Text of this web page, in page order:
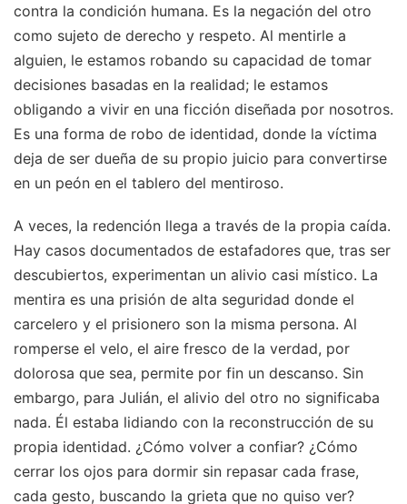
contra la condición humana. Es la negación del otro
como sujeto de derecho y respeto. Al mentirle a
alguien, le estamos robando su capacidad de tomar
decisiones basadas en la realidad; le estamos
obligando a vivir en una ficción diseñada por nosotros.
Es una forma de robo de identidad, donde la víctima
deja de ser dueña de su propio juicio para convertirse
en un peón en el tablero del mentiroso.
A veces, la redención llega a través de la propia caída.
Hay casos documentados de estafadores que, tras ser
descubiertos, experimentan un alivio casi místico. La
mentira es una prisión de alta seguridad donde el
carcelero y el prisionero son la misma persona. Al
romperse el velo, el aire fresco de la verdad, por
dolorosa que sea, permite por fin un descanso. Sin
embargo, para Julián, el alivio del otro no significaba
nada. Él estaba lidiando con la reconstrucción de su
propia identidad. ¿Cómo volver a confiar? ¿Cómo
cerrar los ojos para dormir sin repasar cada frase,
cada gesto, buscando la grieta que no quiso ver?